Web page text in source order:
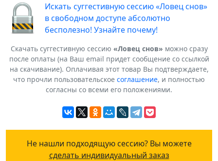
Искать суггестивную сессию «Ловец снов»
в свободном доступе абсолютно
бесполезно! Узнайте почему!
Скачать суггестивную сессию «Ловец снов» можно сразу
после оплаты (на Ваш email придет сообщение со ссылкой
на скачивание). Оплачивая этот товар Вы подтверждаете,
что прочли пользовательское соглашение, и полностью
согласны со всеми его положениями.
Не нашли подходящую сессию? Вы можете
сделать индивидуальный заказ